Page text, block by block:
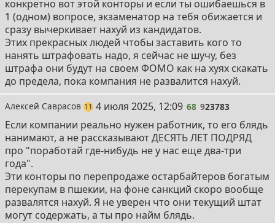
конкретно вот этой конторы и если ты ошибаешься в
1 (одном) вопросе, экзаменатор на тебя обижается и
сразу вычеркивает нахуй из кандидатов.
Этих прекрасных людей чтобы заставить кого то
нанять штрафовать надо, я сейчас не шучу, без
штрафа они будут на своем ФОМО как на хуях скакать
до предела, пока компания не развалится нахуй.
Алексей Саврасов 11постов
68
4 июля 2025, 12:09 68 923783
Если компании реально нужен работник, то его блядь
нанимают, а не рассказывают ДЕСЯТЬ ЛЕТ ПОДРЯД
про "поработай где-нибудь не у нас еще два-три
года".
Эти конторы по перепродаже остарбайтеров богатым
перекупам в пшекии, на фоне санкций скоро вообще
развалятся нахуй. Я не уверен что они текущий штат
могут содержать, а ты про найм блядь.